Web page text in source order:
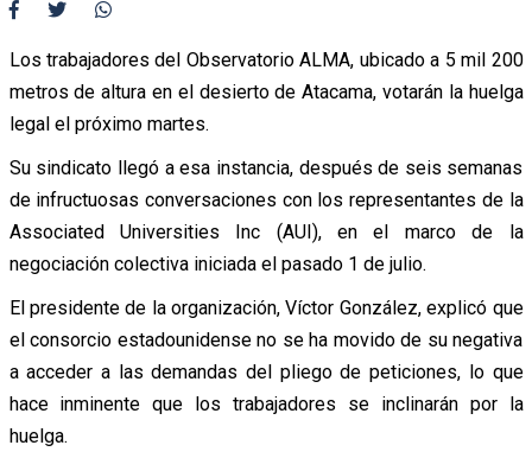
Los trabajadores del Observatorio ALMA, ubicado a 5 mil 200
metros de altura en el desierto de Atacama, votarán la huelga
legal el próximo martes.
Su sindicato llegó a esa instancia, después de seis semanas
de infructuosas conversaciones con los representantes de la
Associated Universities Inc (AUI), en el marco de la
negociación colectiva iniciada el pasado 1 de julio.
El presidente de la organización, Víctor González, explicó que
el consorcio estadounidense no se ha movido de su negativa
a acceder a las demandas del pliego de peticiones, lo que
hace inminente que los trabajadores se inclinarán por la
huelga.